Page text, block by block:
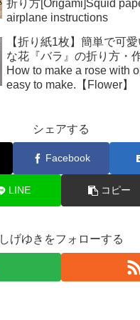
折り方[Origami]Squid
airplane instructions
【折り紙1枚】簡単で可
な花『バラ』の折り方・
How to make a rose with
easy to make.【Flower】
シェアする
Facebook
LINE コピー
しげゆきをフォローする